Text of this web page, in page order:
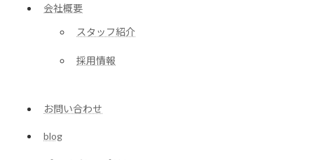
会社概要
スタッフ紹介
採用情報
お問い合わせ
blog